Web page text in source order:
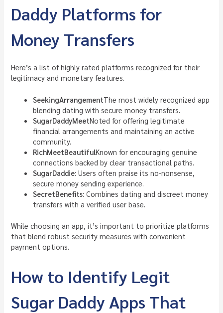
Daddy Platforms for
Money Transfers
Here’s a list of highly rated platforms recognized for their
legitimacy and monetary features.
SeekingArrangementThe most widely recognized app
blending dating with secure money transfers.
SugarDaddyMeetNoted for offering legitimate
financial arrangements and maintaining an active
community.
RichMeetBeautifulKnown for encouraging genuine
connections backed by clear transactional paths.
SugarDaddie: Users often praise its no-nonsense,
secure money sending experience.
SecretBenefits: Combines dating and discreet money
transfers with a verified user base.
While choosing an app, it’s important to prioritize platforms
that blend robust security measures with convenient
payment options.
How to Identify Legit
Sugar Daddy Apps That